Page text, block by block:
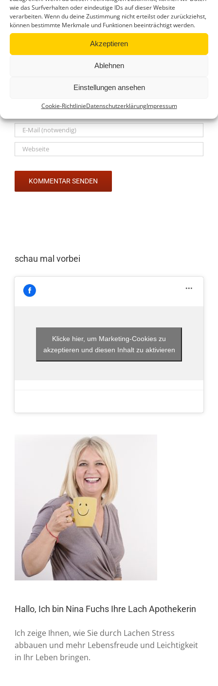
wie das Surfverhalten oder eindeutige IDs auf dieser Website
verarbeiten. Wenn du deine Zustimmung nicht erteilst oder zurückziehst,
können bestimmte Merkmale und Funktionen beeinträchtigt werden.
Akzeptieren
Ablehnen
Einstellungen ansehen
Cookie-RichtlinieDatenschutzerklärungImpressum
Hinterlasse einen Kommentar
Kommentar
schau mal vorbei
Klicke hier, um Marketing-Cookies zu
akzeptieren und diesen Inhalt zu aktivieren
Hallo, Ich bin Nina Fuchs Ihre Lach Apothekerin
Ich zeige Ihnen, wie Sie durch Lachen Stress
abbauen und mehr Lebensfreude und Leichtigkeit
in Ihr Leben bringen.